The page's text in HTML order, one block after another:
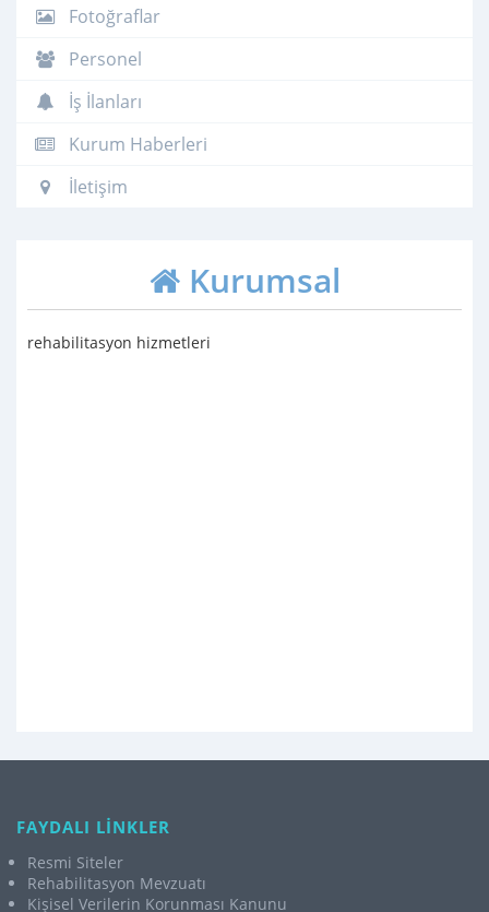
Fotoğraflar
Personel
İş İlanları
Kurum Haberleri
İletişim
Kurumsal
rehabilitasyon hizmetleri
FAYDALI LİNKLER
Resmi Siteler
Rehabilitasyon Mevzuatı
Kişisel Verilerin Korunması Kanunu